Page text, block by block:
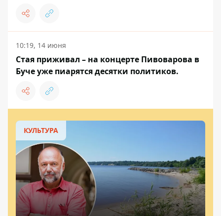
10:19, 14 июня
Стая приживал – на концерте Пивоварова в
Буче уже пиарятся десятки политиков.
КУЛЬТУРА